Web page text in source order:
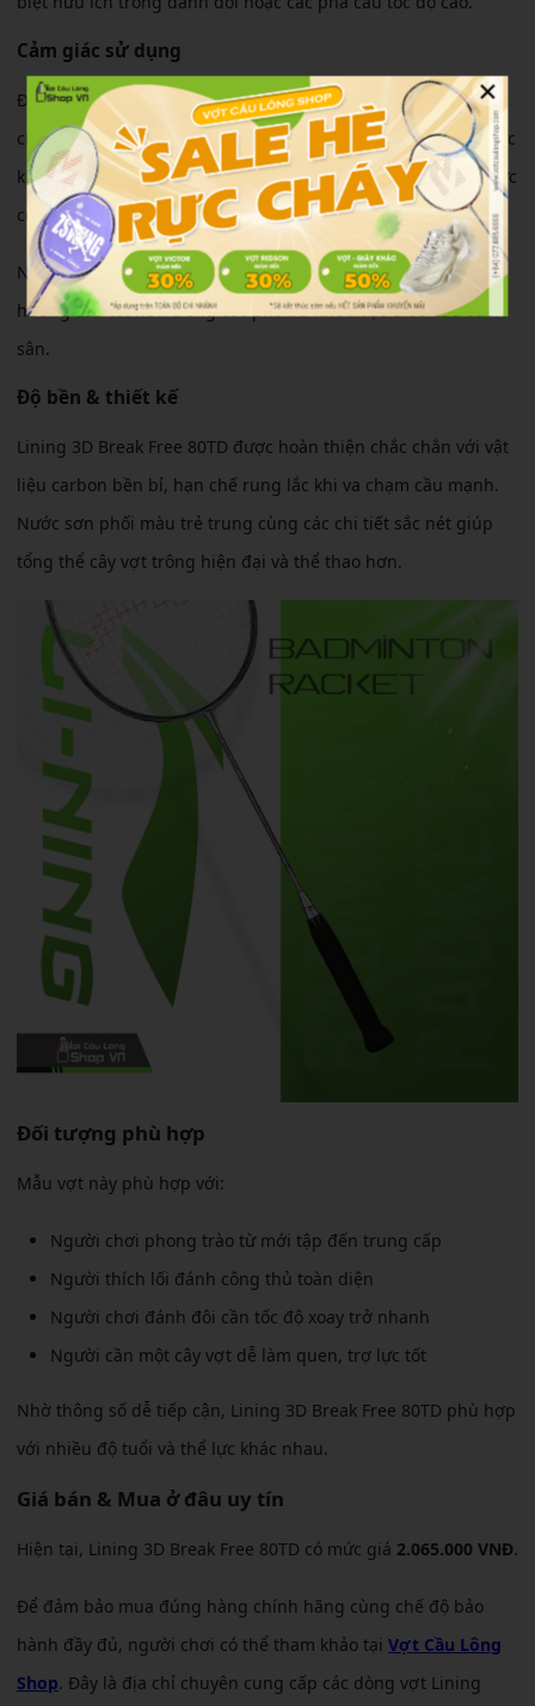
Cảm giác sử dụng
Đũa vợt độ cứng trung bình mang lại cảm giác trợ lực dễ
chịu, không quá khó thuần. Người chơi có thể dễ dàng tạo lực
khi phông cầu hoặc smash mà không cần dùng quá nhiều sức
cổ tay.
Ngoài ra, cảm giác tiếp xúc cầu khá ổn định, giúp kiểm soát
hướng cầu tốt hơn trong các pha bỏ nhỏ hoặc điều cầu cuối
sân.
Độ bền & thiết kế
Lining 3D Break Free 80TD được hoàn thiện chắc chắn với vật
liệu carbon bền bỉ, hạn chế rung lắc khi va chạm cầu mạnh.
Nước sơn phối màu trẻ trung cùng các chi tiết sắc nét giúp
tổng thể cây vợt trông hiện đại và thể thao hơn.
Đối tượng phù hợp
Mẫu vợt này phù hợp với:
Người chơi phong trào từ mới tập đến trung cấp
Người thích lối đánh công thủ toàn diện
Người chơi đánh đôi cần tốc độ xoay trở nhanh
Người cần một cây vợt dễ làm quen, trợ lực tốt
Nhờ thông số dễ tiếp cận, Lining 3D Break Free 80TD phù hợp
với nhiều độ tuổi và thể lực khác nhau.
Giá bán & Mua ở đâu uy tín
Hiện tại, Lining 3D Break Free 80TD có mức giá 2.065.000 VNĐ.
Để đảm bảo mua đúng hàng chính hãng cùng chế độ bảo
hành đầy đủ, người chơi có thể tham khảo tại Vợt Cầu Lông
Shop. Đây là địa chỉ chuyên cung cấp các dòng vợt Lining
×